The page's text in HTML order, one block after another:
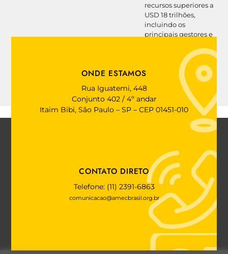
recursos superiores a
USD 18 trilhões,
incluindo os
principais gestores e
ONDE ESTAMOS
Rua Iguatemi, 448
Conjunto 402 / 4º andar
Itaim Bibi, São Paulo – SP – CEP 01451-010
CONTATO DIRETO
Telefone: (11) 2391-6863
comunicacao@amecbrasil.org.br